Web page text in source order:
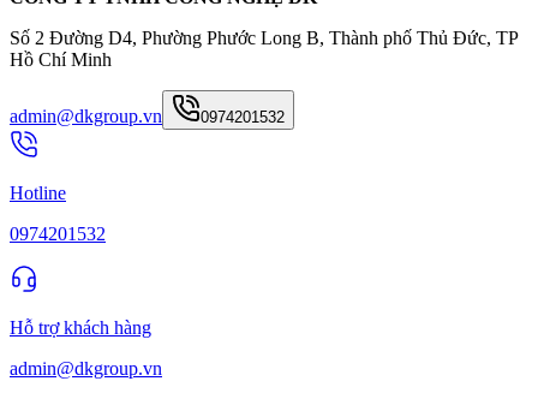
Số 2 Đường D4, Phường Phước Long B, Thành phố Thủ Đức, TP
Hồ Chí Minh
admin@dkgroup.vn 0974201532
Hotline
0974201532
Hỗ trợ khách hàng
admin@dkgroup.vn